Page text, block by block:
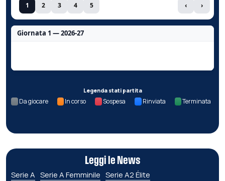
1 2 3 4 5 ‹ ›
Giornata 1 — 2026-27
Legenda stati partita
Da giocare In corso Sospesa Rinviata Terminata
Leggi le News
Serie A Serie A Femminile Serie A2 Élite